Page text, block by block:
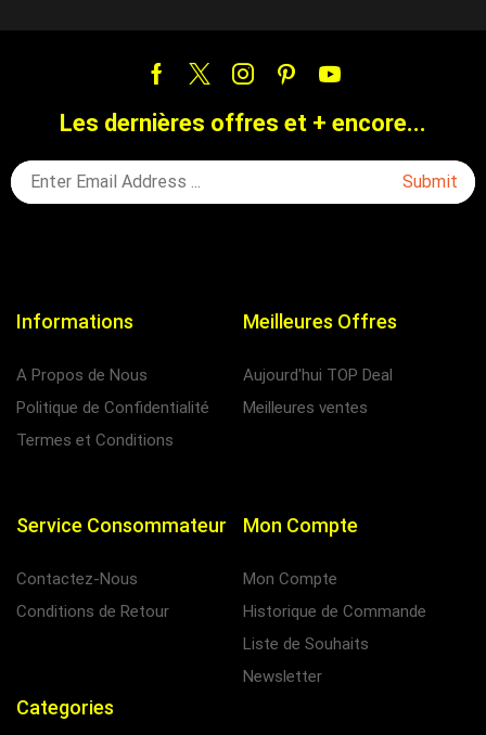
Les dernières offres et + encore...
Informations
A Propos de Nous
Politique de Confidentialité
Termes et Conditions
Meilleures Offres
Aujourd'hui TOP Deal
Meilleures ventes
Service Consommateur
Contactez-Nous
Conditions de Retour
Mon Compte
Mon Compte
Historique de Commande
Liste de Souhaits
Newsletter
Categories